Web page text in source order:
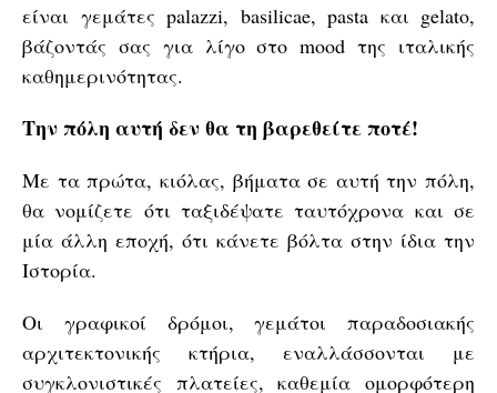
είναι γεμάτες palazzi, basilicae, pasta και gelato,
βάζοντάς σας για λίγο στο mood της ιταλικής
καθημερινότητας.
Την πόλη αυτή δεν θα τη βαρεθείτε ποτέ!
Με τα πρώτα, κιόλας, βήματα σε αυτή την πόλη,
θα νομίζετε ότι ταξιδέψατε ταυτόχρονα και σε
μία άλλη εποχή, ότι κάνετε βόλτα στην ίδια την
Ιστορία.
Οι γραφικοί δρόμοι, γεμάτοι παραδοσιακής
αρχιτεκτονικής κτήρια, εναλλάσσονται με
συγκλονιστικές πλατείες, καθεμία ομορφότερη